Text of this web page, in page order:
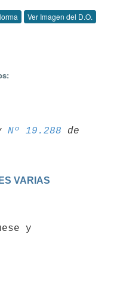
Ver Imagen del D.O.
Nº 19.288 de
VARIAS